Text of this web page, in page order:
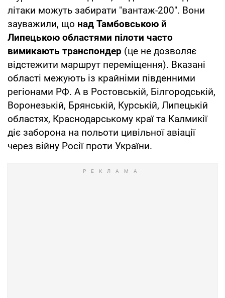
літаки можуть забирати "вантаж-200". Вони
зауважили, що над Тамбовською й
Липецькою областями пілоти часто
вимикають транспондер (це не дозволяє
відстежити маршрут переміщення). Вказані
області межують із крайніми південними
регіонами РФ. А в Ростовській, Білгородській,
Воронезькій, Брянській, Курській, Липецькій
областях, Краснодарському краї та Калмикії
діє заборона на польоти цивільної авіації
через війну Росії проти України.